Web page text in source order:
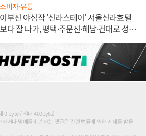
소비자·유통
이부진 야심작 '신라스테이' 서울신라호텔
보다 잘 나가, 평택·주문진·해남·건대로 성
0 byte / 최대 400byte)
거나 명예를 훼손하는 댓글은 관련 법률에 의해 제재를 받을